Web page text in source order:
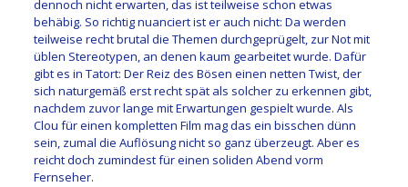
dennoch nicht erwarten, das ist teilweise schon etwas
behäbig. So richtig nuanciert ist er auch nicht: Da werden
teilweise recht brutal die Themen durchgeprügelt, zur Not mit
üblen Stereotypen, an denen kaum gearbeitet wurde. Dafür
gibt es in Tatort: Der Reiz des Bösen einen netten Twist, der
sich naturgemäß erst recht spät als solcher zu erkennen gibt,
nachdem zuvor lange mit Erwartungen gespielt wurde. Als
Clou für einen kompletten Film mag das ein bisschen dünn
sein, zumal die Auflösung nicht so ganz überzeugt. Aber es
reicht doch zumindest für einen soliden Abend vorm
Fernseher.